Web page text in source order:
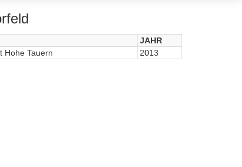
JAHR
Hohe Tauern 2013